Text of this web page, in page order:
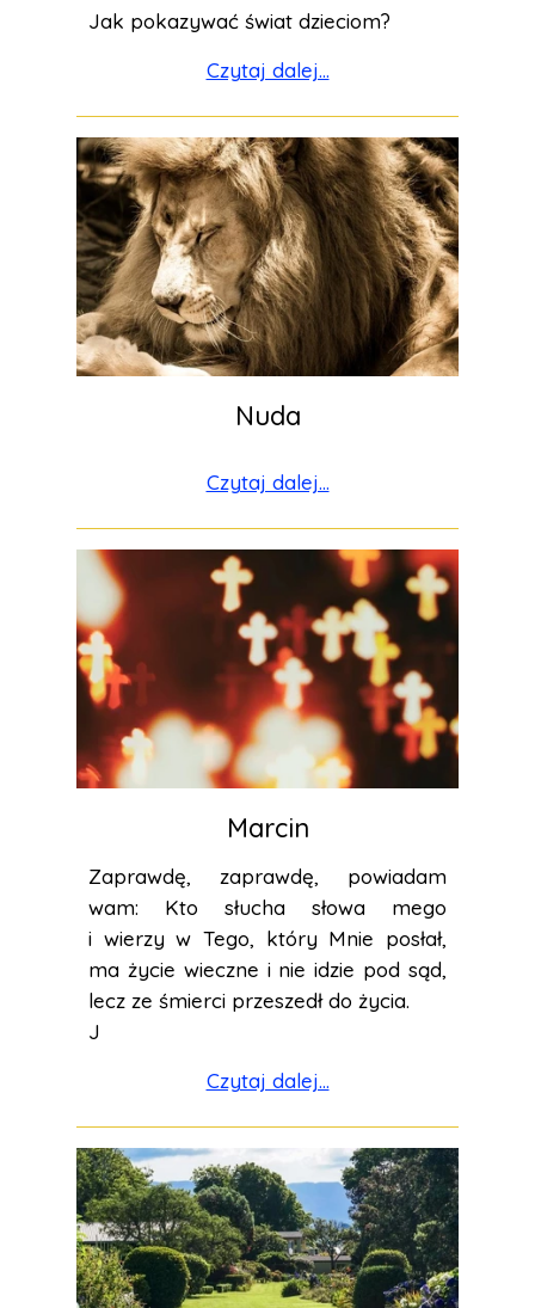
Jak pokazywać świat dzieciom?
Czytaj dalej...
Nuda
Czytaj dalej...
Marcin
Zaprawdę, zaprawdę, powiadam
wam: Kto słucha słowa mego
i wierzy w Tego, który Mnie posłał,
ma życie wieczne i nie idzie pod sąd,
lecz ze śmierci przeszedł do życia.
J
Czytaj dalej...